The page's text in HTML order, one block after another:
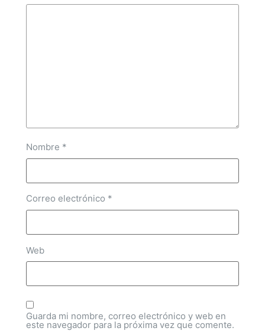
Nombre *
Correo electrónico *
Web
Guarda mi nombre, correo electrónico y web en
este navegador para la próxima vez que comente.